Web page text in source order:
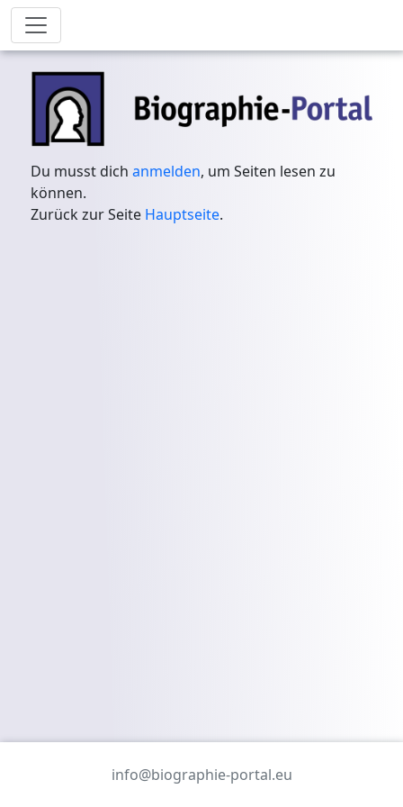
Du musst dichanmelden, um Seiten lesen zu
können.
Zurück zur Seite Hauptseite.
info@biographie-portal.eu